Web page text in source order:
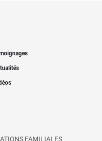
FAMILIALES